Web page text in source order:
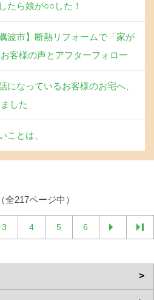
たら娘が○○した！
波市】断熱リフォームで「家が
客様の声とアフターフォロー
になっているお客様のお宅へ、
した
ことは、
全217ページ中）
3 4 5 6